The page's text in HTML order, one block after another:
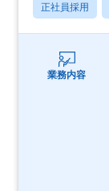
正社員採用
業務内容